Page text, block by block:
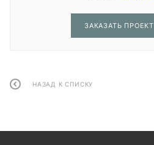
ЗАКАЗАТЬ ПРОЕКТ
НАЗАД К СПИСКУ